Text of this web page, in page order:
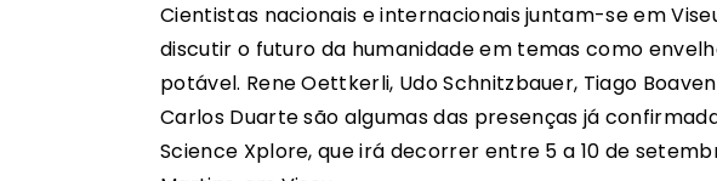
Cientistas nacionais e internacionais juntam-se em
discutir o futuro da humanidade em temas como
potável. Rene Oettkerli, Udo Schnitzbauer, Tiago
Carlos Duarte são algumas das presenças já
Science Xplore, que irá decorrer entre 5 a 10 de